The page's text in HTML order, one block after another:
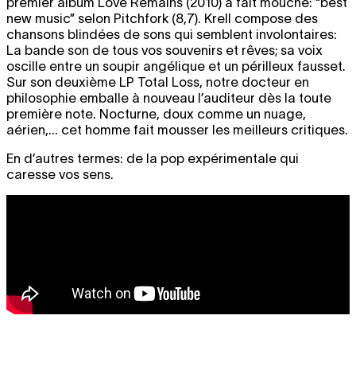
new music” selon Pitchfork (8,7). Krell compose des
chansons blindées de sons qui semblent involontaires:
La bande son de tous vos souvenirs et rêves; sa voix
oscille entre un soupir angélique et un périlleux fausset.
Sur son deuxième LP Total Loss, notre docteur en
philosophie emballe à nouveau l’auditeur dès la toute
première note. Nocturne, doux comme un nuage,
aérien,... cet homme fait mousser les meilleurs critiques.
En d’autres termes: de la pop expérimentale qui
caresse vos sens.